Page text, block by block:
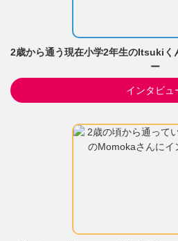
2歳から通う現在小学2年生のItsukiく
ー
インタビュ